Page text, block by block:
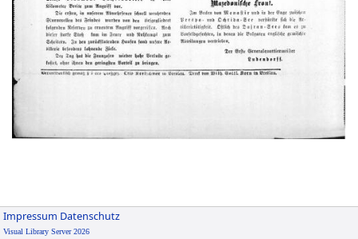
Impressum Datenschutz
Visual Library Server 2026